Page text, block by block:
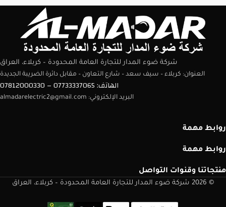
شركة ضوء المدار للتجارة العامة المحدودة – كربلاء، العراق
العنوان: كربلاء – سيف سعد – شارع التعاون – مقابل دائرة الضريبة الجديدة
الهاتف: 07733337065 – 07812000330
البريد الإلكتروني: almadarelectric2@gmail.com
روابط مهمة
روابط مهمة
منتجاتنا وقنوات التواصل
© 2026 شركة ضوء المدار للتجارة العامة المحدودة – كربلاء، العراق